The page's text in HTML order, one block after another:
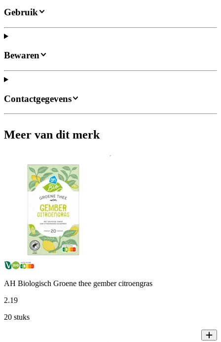
Gebruik
Bewaren
Contactgegevens
Meer van dit merk
AH Biologisch Groene thee gember citroengras
2.19
20 stuks